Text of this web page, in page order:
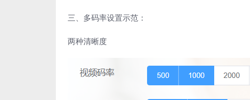
三、多码率设置示范：
两种清晰度